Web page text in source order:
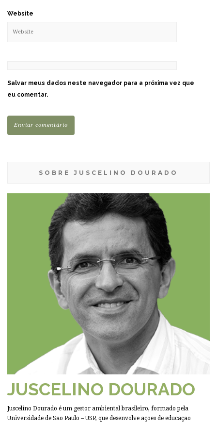
Website
Salvar meus dados neste navegador para a próxima vez que
eu comentar.
SOBRE JUSCELINO DOURADO
JUSCELINO DOURADO
Juscelino Dourado é um gestor ambiental brasileiro, formado pela
Universidade de São Paulo – USP, que desenvolve ações de educação